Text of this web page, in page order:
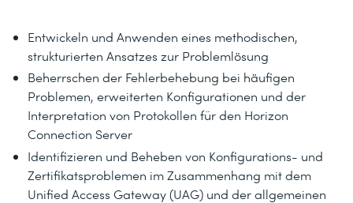
Entwickeln und Anwenden eines methodischen,
strukturierten Ansatzes zur Problemlösung
Beherrschen der Fehlerbehebung bei häufigen
Problemen, erweiterten Konfigurationen und der
Interpretation von Protokollen für den Horizon
Connection Server
Identifizieren und Beheben von Konfigurations- und
Zertifikatsproblemen im Zusammenhang mit dem
Unified Access Gateway (UAG) und der allgemeinen